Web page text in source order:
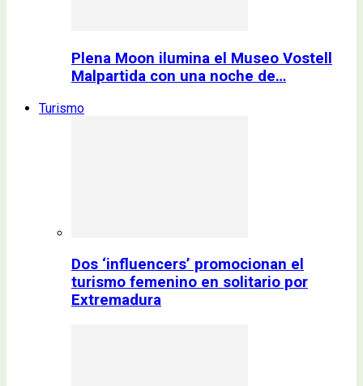
Plena Moon ilumina el Museo Vostell
Malpartida con una noche de…
Turismo
Dos ‘influencers’ promocionan el
turismo femenino en solitario por
Extremadura